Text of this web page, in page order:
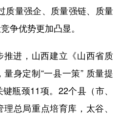
日本語 한국어
质量强企、质量强链、质量
争优势更加凸显。
进，山西建立《山西省质
身定制“一县一策” 质量提
瓶颈11项。22个县（市、
总局重点培育库，太谷、